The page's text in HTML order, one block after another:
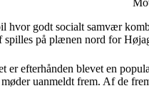
hvor godt socialt samvær
spilles på plænen nord for
er efterhånden blevet en
uanmeldt frem. Af de